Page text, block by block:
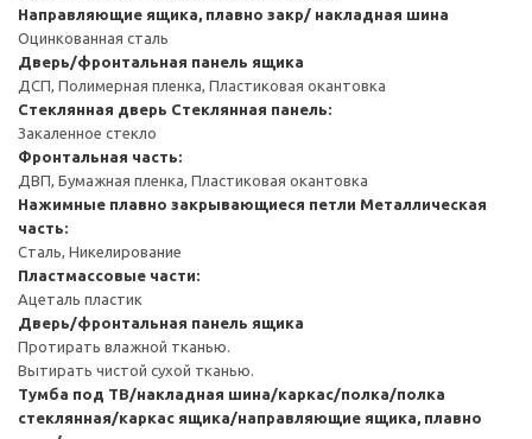
Направляющие ящика, плавно закр/ накладная шина
Оцинкованная сталь
Дверь/фронтальная панель ящика
ДСП, Полимерная пленка, Пластиковая окантовка
Стеклянная дверь Стеклянная панель:
Закаленное стекло
Фронтальная часть:
ДВП, Бумажная пленка, Пластиковая окантовка
Нажимные плавно закрывающиеся петли Металлическая
часть:
Сталь, Никелирование
Пластмассовые части:
Ацеталь пластик
Дверь/фронтальная панель ящика
Протирать влажной тканью.
Вытирать чистой сухой тканью.
Тумба под ТВ/накладная шина/каркас/полка/полка
стеклянная/каркас ящика/направляющие ящика, плавно